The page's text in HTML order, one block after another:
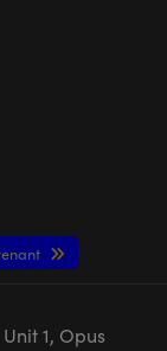
1, Opus